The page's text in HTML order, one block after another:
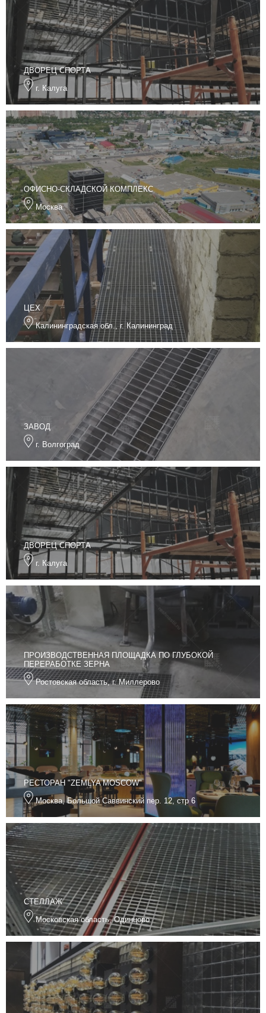
ДВОРЕЦ СПОРТА
г. Калуга
ОФИСНО-СКЛАДСКОЙ КОМПЛЕКС
Москва
ЦЕХ
Калининградская обл., г. Калининград
ЗАВОД
г. Волгоград
ДВОРЕЦ СПОРТА
г. Калуга
ПРОИЗВОДСТВЕННАЯ ПЛОЩАДКА ПО ГЛУБОКОЙ
ПЕРЕРАБОТКЕ ЗЕРНА
Ростовская область, г. Миллерово
РЕСТОРАН "ZEMLYA MOSCOW"
Москва, Большой Саввинский пер. 12, стр 6
СТЕЛЛАЖ
Московская область, Одинцово